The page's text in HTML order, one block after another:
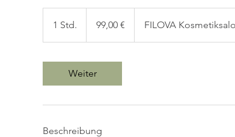
1 Std.
S
d
99,00 € FILOVA
Weiter
Beschreibung